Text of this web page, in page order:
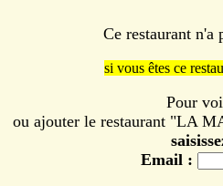
Ce restaurant n'a
si vous êtes ce
Pour
ou ajouter le restaurant "LA
Email :